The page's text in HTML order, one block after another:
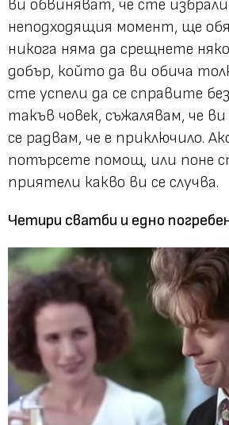
ви обвиняват, че сте
неподходящия момент, ще
никога няма да срещнете
добър, който да ви обича
сте успели да се справите
такъв човек, съжалявам, че ви
се радвам, че е приключило.
потърсете помощ, или поне
приятели какво ви се случва.
Четири сватби и едно